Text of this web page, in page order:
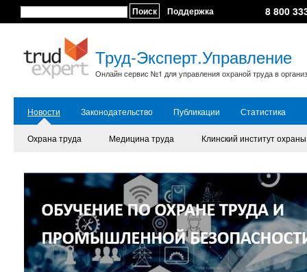
Поиск Поддержка 8 800
Труд-Эксперт.Управление
Онлайн сервис №1 для управления охраной труда в
Новости Законодательство Публикации Статистика
Охрана труда Медицина труда Клинский институт